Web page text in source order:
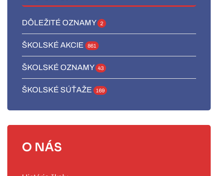
DÔLEŽITÉ OZNAMY 2
ŠKOLSKÉ AKCIE 861
ŠKOLSKÉ OZNAMY 43
ŠKOLSKÉ SÚŤAŽE 169
O NÁS